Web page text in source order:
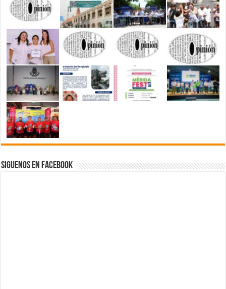
Siguenos en Facebook